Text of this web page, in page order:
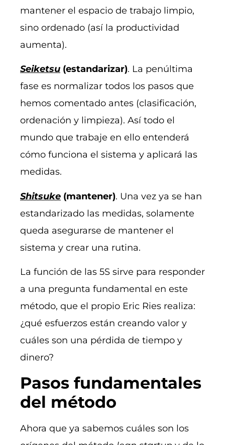
mantener el espacio de trabajo limpio,
sino ordenado (así la productividad
aumenta).
Seiketsu (estandarizar). La penúltima
fase es normalizar todos los pasos que
hemos comentado antes (clasificación,
ordenación y limpieza). Así todo el
mundo que trabaje en ello entenderá
cómo funciona el sistema y aplicará las
medidas.
Shitsuke (mantener). Una vez ya se han
estandarizado las medidas, solamente
queda asegurarse de mantener el
sistema y crear una rutina.
La función de las 5S sirve para responder
a una pregunta fundamental en este
método, que el propio Eric Ries realiza:
¿qué esfuerzos están creando valor y
cuáles son una pérdida de tiempo y
dinero?
Pasos fundamentales
del método
Ahora que ya sabemos cuáles son los